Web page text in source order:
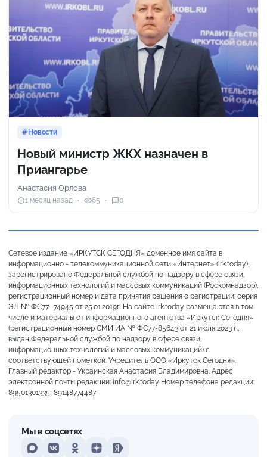
Новости
Новый министр ЖКХ назначен в
Приангарье
Анастасия Орлова
1 месяц назад 65 0
Сетевое издание «ИРКУТСК СЕГОДНЯ» доменное имя сайта в
информационно - телекоммуникационной сети «Интернет» (irk.today),
зарегистрировано Федеральной службой по надзору в сфере связи,
информационных технологий и массовых коммуникаций (Роскомнадзор),
регистрационный номер и дата принятия решения о регистрации: серия
ЭЛ № ФС77- 74945 от 25.01.2019г. На сайте irk.today размещаются в том
числе и материалы от информационного агентства «Иркутск Сегодня»
(регистрационный номер СМИ ИА № ФС77-85643 от 21 июля 2023 г.,
выдан Федеральной службой по надзору в сфере связи,
информационных технологий и массовых коммуникаций) с
соответствующей пометкой. Учредитель ООО «Иркутск Сегодня».
Главный редактор - Украинская Анастасия Владимировна. Адрес
электронной почты редакции: info@irk.today Номер телефона редакции:
89501301335, 89148774487
Мы в соцсетях
MAXVKontakteOdnoklassniki
DzenYandex